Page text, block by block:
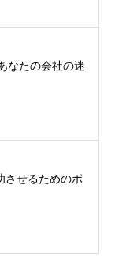
なたの会社の迷
させるためのポ